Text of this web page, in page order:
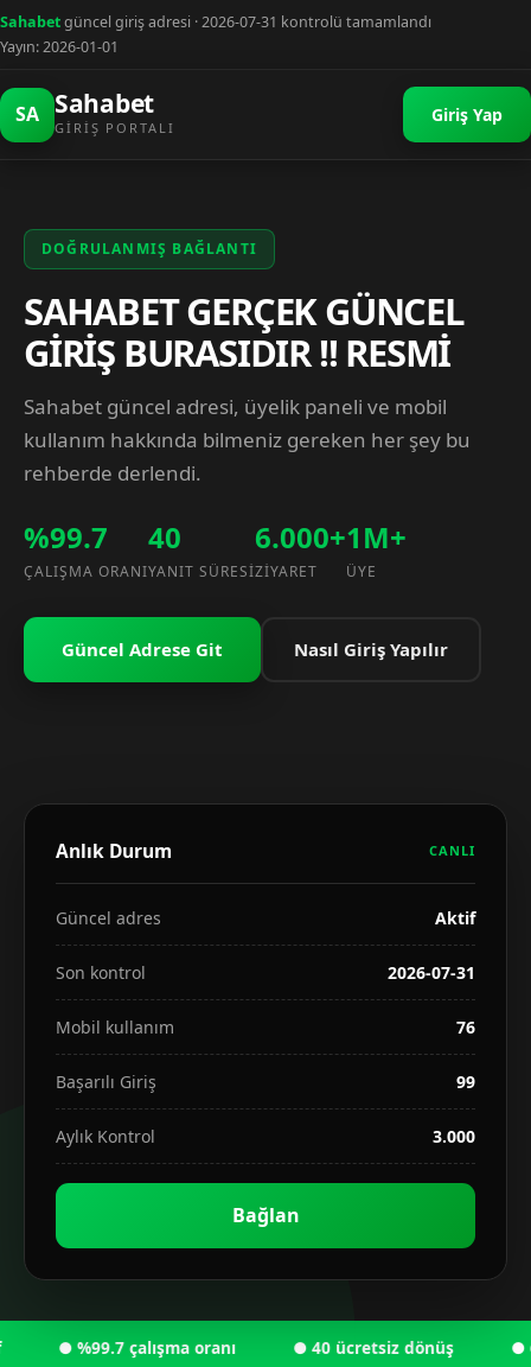
Sahabetgüncel giriş adresi · 2026-07-31 kontrolü tamamlandı
Yayın: 2026-01-01
SA Sahabet
GIRIŞ PORTALI
Giriş Yap
DOĞRULANMIŞ BAĞLANTI
SAHABET GERÇEK GÜNCEL
GİRİŞ BURASIDIR !! RESMİ
Sahabet güncel adresi, üyelik paneli ve mobil
kullanım hakkında bilmeniz gereken her şey bu
rehberde derlendi.
%99.7
ÇALIŞMA ORANI
40
YANIT SÜRESI
6.000+
ZIYARET
1M+
ÜYE
Güncel Adrese Git Nasıl Giriş Yapılır
Anlık Durum CANLI
Güncel adres Aktif
Son kontrol 2026-07-31
Mobil kullanım 76
Başarılı Giriş 99
Aylık Kontrol 3.000
Bağlan
● %99.7 çalışma oranı ● 40 ücretsiz dönüş ●